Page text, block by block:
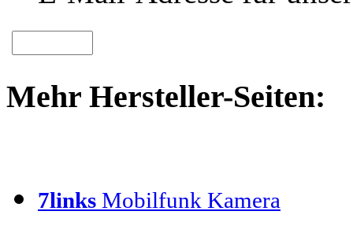
Mehr Hersteller-Seiten:
7links Mobilfunk Kamera